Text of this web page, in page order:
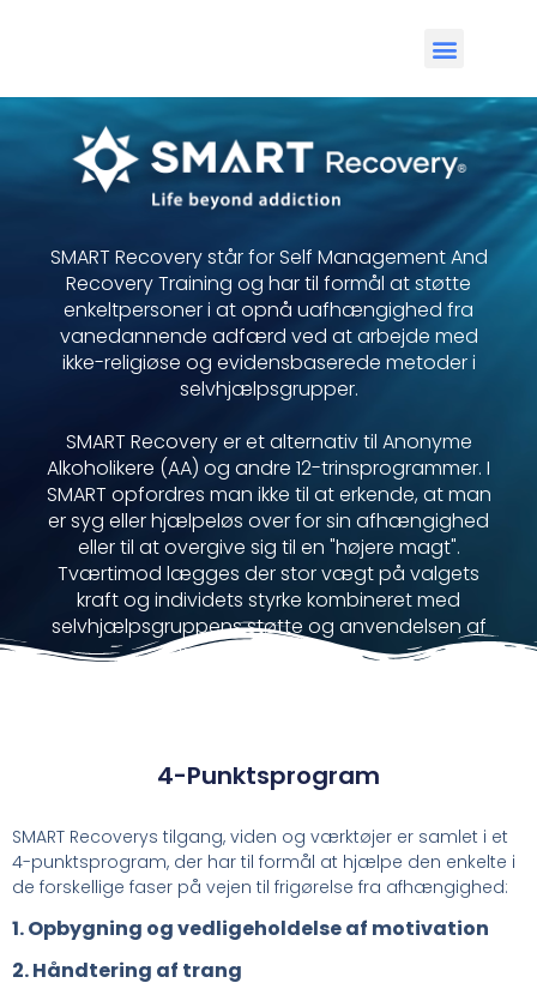
SMART Recovery står for Self Management And
Recovery Training og har til formål at støtte
enkeltpersoner i at opnå uafhængighed fra
vanedannende adfærd ved at arbejde med
ikke-religiøse og evidensbaserede metoder i
selvhjælpsgrupper.
SMART Recovery er et alternativ til Anonyme
Alkoholikere (AA) og andre 12-trinsprogrammer. I
SMART opfordres man ikke til at erkende, at man
er syg eller hjælpeløs over for sin afhængighed
eller til at overgive sig til en "højere magt".
Tværtimod lægges der stor vægt på valgets
kraft og individets styrke kombineret med
selvhjælpsgruppens støtte og anvendelsen af
kognitive værktøjer.
4-Punktsprogram
SMART Recoverys tilgang, viden og værktøjer er samlet i et
4-punktsprogram, der har til formål at hjælpe den enkelte i
de forskellige faser på vejen til frigørelse fra afhængighed:
1. Opbygning og vedligeholdelse af motivation
2. Håndtering af trang